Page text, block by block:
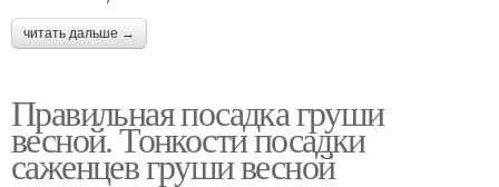
читать дальше →
Правильная посадка груши
весной. Тонкости посадки
саженцев груши весной